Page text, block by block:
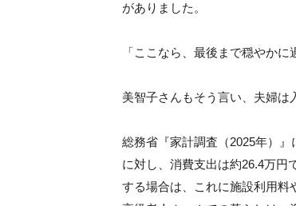
がありました。
「ここなら、最後まで穏やかに
美智子さんもそう言い、夫婦は
総務省『家計調査（2025年）
に対し、消費支出は約26.4万円
する場合は、これに施設利用料